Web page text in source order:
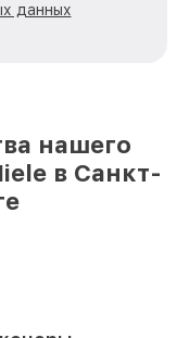
данных
нашего
в Санкт-